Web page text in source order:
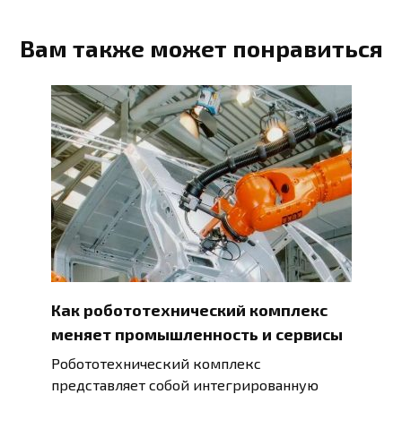
Вам также может понравиться
Как робототехнический комплекс
меняет промышленность и сервисы
Робототехнический комплекс
представляет собой интегрированную